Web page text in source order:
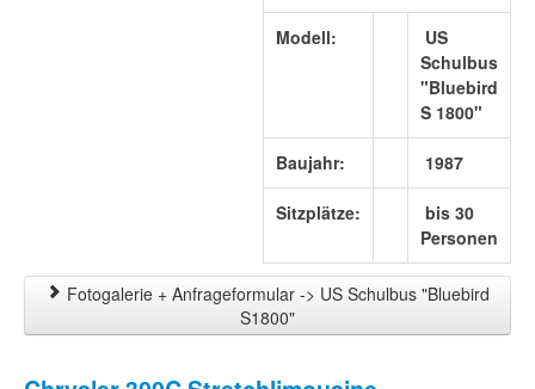
Modell:
US
Schulbus
"Bluebird
S 1800"
Baujahr: 1987
Sitzplätze:
bis 30
Personen
Fotogalerie + Anfrageformular -> US Schulbus "Bluebird
S1800"